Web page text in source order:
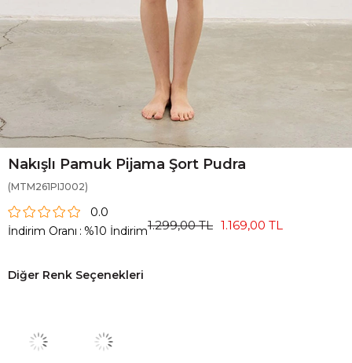
Nakışlı Pamuk Pijama Şort Pudra
(MTM261PIJ002)
0.0
İndirim Oranı : %10 İndirim1.299,00 TL 1.169,00 TL
Diğer Renk Seçenekleri